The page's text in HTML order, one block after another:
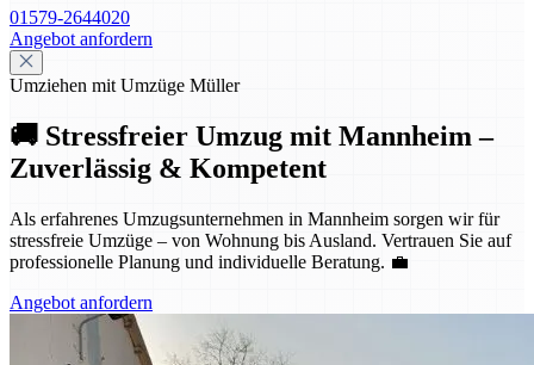
01579-2644020
Angebot anfordern
Umziehen mit Umzüge Müller
🚚 Stressfreier Umzug mit Mannheim –
Zuverlässig & Kompetent
Als erfahrenes Umzugsunternehmen in Mannheim sorgen wir für
stressfreie Umzüge – von Wohnung bis Ausland. Vertrauen Sie auf
professionelle Planung und individuelle Beratung. 💼
Angebot anfordern